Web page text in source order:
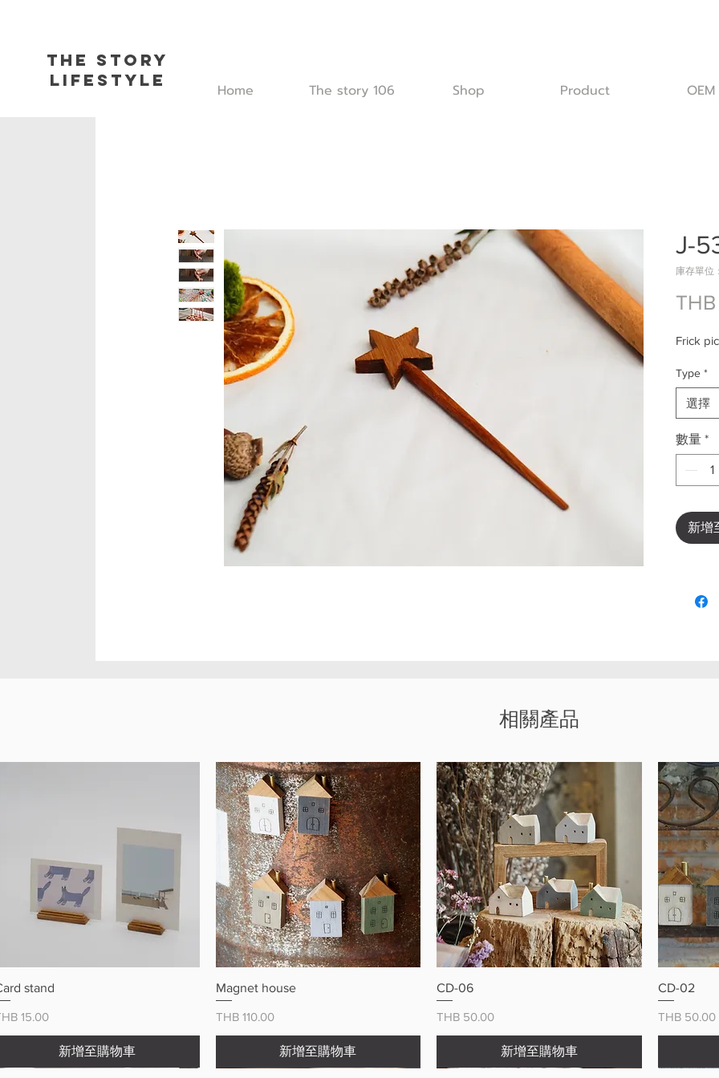
The Story
L ifestyle
Home The story 106 Shop Product OEM
J-
庫存單位
Frick
Type *
選擇
數量 *
新增
相關產品
stand
格 15.00
新增至購物車
快速瀏覽
Magnet house
價格
THB 110.00
新增至購物車
CD-06
價格
THB 50.00
新增至購物車
CD-02
價格
THB 50.00